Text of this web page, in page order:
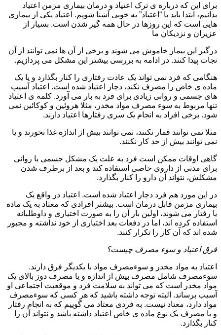
برای این که درباره ی ترک اعتیاد و درمان بیماری مزمن اعتیاد
بدانیم، ابتدا باید با “اعتیاد” به خوبی آشنا شویم. اعتیاد یکی از بیماری
هایی است که این روزها در حال همه گیر شدن است. بسیار از
عزیزان و نزدیکان ما
درگیر این بیمار خاموش می شوند و برخی از آن ها نمی توانند از آن
نجات پیدا کنند. در ادامه به بررسی بیشتر این مشکل می پردازیم.
هنگامی که فرد نمی تواند یک عادت رفتاری را کنار بگذارد و یا یک
ماده ی خاص را مصرف نکند، دچار اعتیاد شده است. اعتیاد آسیب
های جسمی و روانی زیادی برای فرد به بار می آورد. کلمه ی اعتیاد
تنها مربوط به سوء مصرف مواد مخدر، مثلا هروئین و کوکائین نمی
شود. برخی افراد به انجام یک سری رفتارها اعتیاد دارند.
مثلا نمی توانند قمار نکنند، نمی توانند بیش از اندازه غذا نخورند و یا
نمی توانند بیش از حد کار نکنند.
گاهی اوقات ممکن است فرد به علت یک مشکل جسمی یا روانی
برای مدتی از داروی خاصی استفاده کند و بعد از برطرف شدن
مشکلش، نتواند آن دارو را کنار بگذارد.
در این مورد هم فرد دچار اعتیاد شده است. اعتیاد در واقع یک
بیماری مزمن قابل درمان است. بیشتر افرادی که معتاد به یک ماده
یا رفتار می شوند، اولین بار آن را به صورت اختیاری و داوطلبانه
استفاده کرده اند، اما در دفعات بعد اختیاری از خود نداشته و مجبور
شده اند که آن کار را تکرار کنند.
فرق اعتیاد و سوء مصرف چیست؟
اعتیاد به مواد مخدر و سوءمصرف مواد با یکدیگر فرق دارند.
سوءمصرف شامل مصرف بیش از اندازه و یا مصرف دوز بالای یک
مواد مخدر است که می تواند به سلامت فرد و موقعیت اجتماعی او
آسیب برساند. البته توجه داشته باشید که هر کسی که سوءمصرف
مواد دارد، معتاد نیست. به فردی معتاد می گوییم که به انجام رفتار
و یا مصرف یک نوع ماده ی خاص اعتیاد داشته باشد و نتواند آن را
کنار بگذارد.